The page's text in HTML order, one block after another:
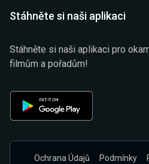
Stáhněte si naši aplikaci
Stáhněte si naši aplikaci pro
filmům a pořadům!
Ochrana Údajů Podmínky